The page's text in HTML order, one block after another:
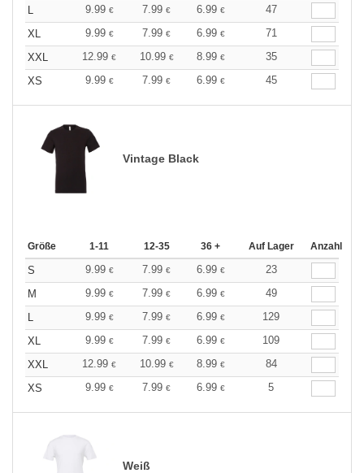
L
9.99 € 7.99 € 6.99 €
47
XL
9.99 € 7.99 € 6.99 €
71
XXL
12.99 € 10.99 € 8.99 €
35
XS
9.99 € 7.99 € 6.99 € 45
Vintage Black
Größe 1-11 12-35 36 + Auf Lager Anzahl
S 9.99 € 7.99 € 6.99 €
23
M
9.99 € 7.99 € 6.99 €
49
L
9.99 € 7.99 € 6.99 €
129
XL
9.99 € 7.99 € 6.99 €
109
XXL
12.99 € 10.99 € 8.99 €
84
XS
9.99 € 7.99 € 6.99 € 5
Weiß